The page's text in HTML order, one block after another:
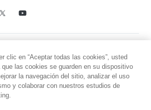
privacidad
clic en “Aceptar todas las cookies”, usted
que las cookies se guarden en su dispositivo
la navegación del sitio, analizar el uso
y colaborar con nuestros estudios de